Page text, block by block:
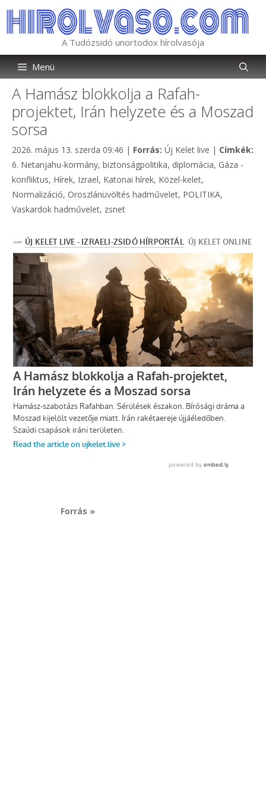
tartalomba
A Tudózsidó unortodox hírolvasója
Menü
A Hamász blokkolja a Rafah-
projektet, Irán helyzete és a Moszad
sorsa
2026. május 13. szerda 09:46 | Forrás: Kategória
Új Kelet live | Címkék:
Címkék
6. Netanjahu-kormány, biztonságpolitika, diplomácia, Gáza -
konfliktus, Hírek, Izrael, Katonai hírek, Közel-kelet,
Normalizáció, Oroszlánüvöltés hadművelet, POLITIKA,
Vaskardok hadművelet, zsnet
Forrás »